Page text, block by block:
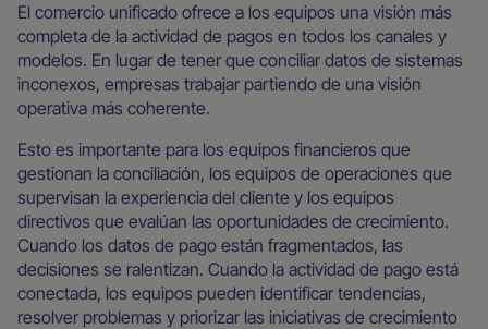
El comercio unificado ofrece a los equipos una visión más
completa de la actividad de pagos en todos los canales y
modelos. En lugar de tener que conciliar datos de sistemas
inconexos, empresas trabajar partiendo de una visión
operativa más coherente.
Esto es importante para los equipos financieros que
gestionan la conciliación, los equipos de operaciones que
supervisan la experiencia del cliente y los equipos
directivos que evalúan las oportunidades de crecimiento.
Cuando los datos de pago están fragmentados, las
decisiones se ralentizan. Cuando la actividad de pago está
conectada, los equipos pueden identificar tendencias,
resolver problemas y priorizar las iniciativas de crecimiento